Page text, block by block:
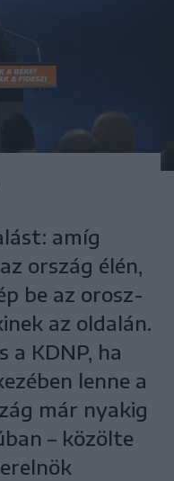
amíg
ország élén,
be az orosz-
az oldalán.
a KDNP, ha
lenne a
már nyakig
– közölte